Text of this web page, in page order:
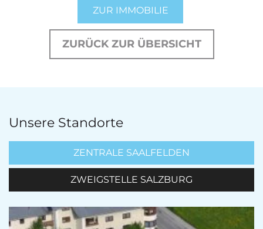
ZUR IMMOBILIE
ZURÜCK ZUR ÜBERSICHT
Unsere Standorte
ZENTRALE SAALFELDEN
ZWEIGSTELLE SALZBURG